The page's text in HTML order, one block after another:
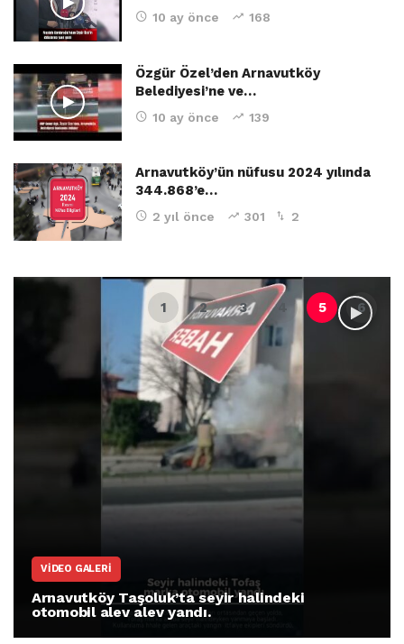
10 ay önce 168
Özgür Özel’den Arnavutköy
Belediyesi’ne ve…
10 ay önce 139
Arnavutköy’ün nüfusu 2024 yılında
344.868’e…
2 yıl önce 301 2
VIDEO GALERI
Arnavutköy Taşoluk’ta seyir halindeki
otomobil alev alev yandı.